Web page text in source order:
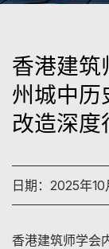
香港建
州城中历
改造深度
日期：2025年10
香港建筑师学会